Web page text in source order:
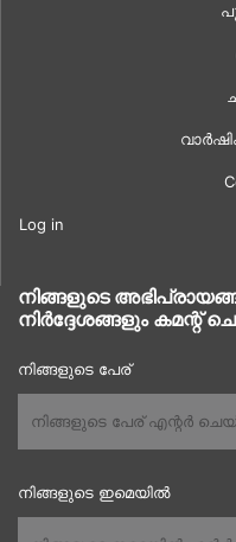
Log in
നിങ്ങളുടെ
നിർദ്ദേശങ്ങളും കമന്റ്
നിങ്ങളുടെ പേര്
നിങ്ങളുടെ ഇമെയിൽ